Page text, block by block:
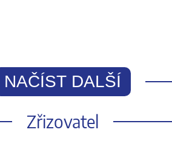
NAČÍST DALŠÍ
Zřizovatel